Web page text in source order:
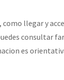
llegar y
consultar
es